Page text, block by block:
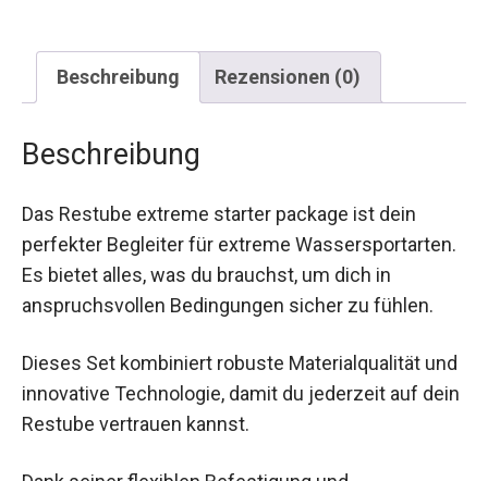
Beschreibung Rezensionen (0)
Beschreibung
perfekter Begleiter für extreme
Wassersportarten. Es bietet alles, was du
brauchst, um dich in anspruchsvollen
Bedingungen sicher zu fühlen.
Dieses Set kombiniert robuste Materialqualität
und innovative Technologie, damit du jederzeit
auf dein Restube vertrauen kannst.